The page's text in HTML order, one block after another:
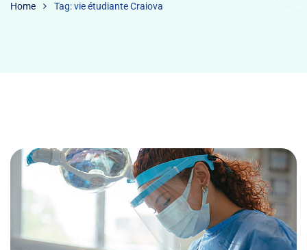
Home Tag: vie étudiante Craiova